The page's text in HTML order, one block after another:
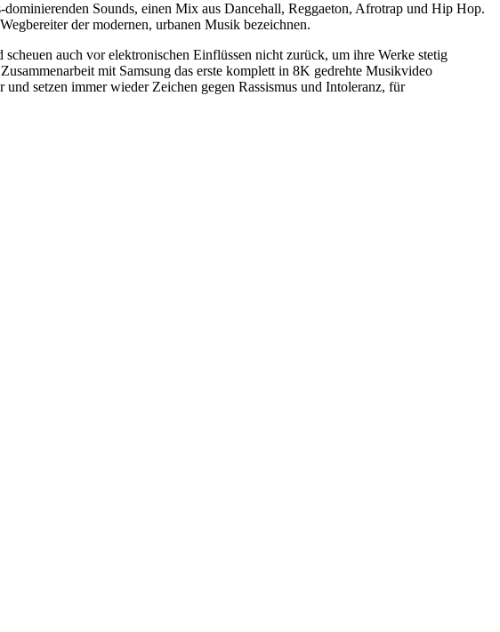
Sounds, einen Mix aus Dancehall, Reggaeton, Afrotrap und Hip Hop.
der modernen, urbanen Musik bezeichnen.
auch vor elektronischen Einflüssen nicht zurück, um ihre Werke stetig
mit Samsung das erste komplett in 8K gedrehte Musikvideo
setzen immer wieder Zeichen gegen Rassismus und Intoleranz, für